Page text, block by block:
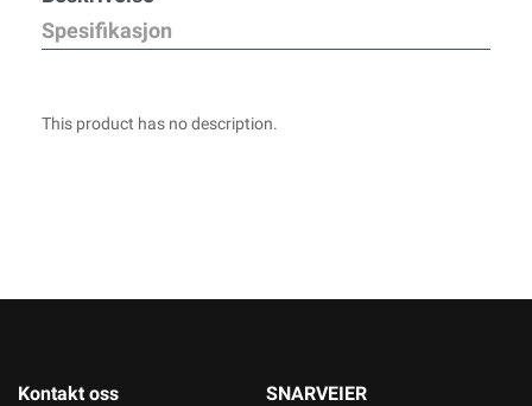
Spesifikasjon
This product has no description.
Kontakt oss SNARVEIER